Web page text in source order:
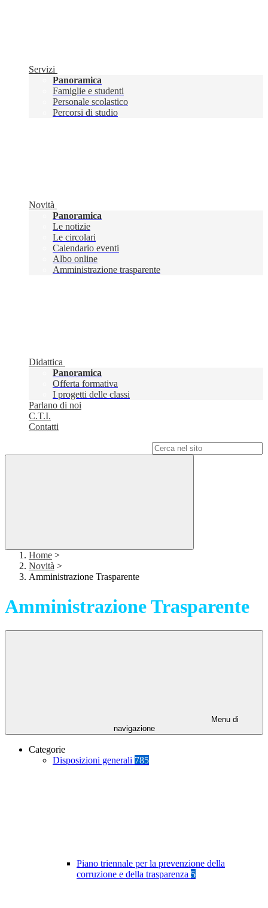
Servizi
Panoramica
Famiglie e studenti
Personale scolastico
Percorsi di studio
Novità
Panoramica
Le notizie
Le circolari
Calendario eventi
Albo online
Amministrazione trasparente
Didattica
Panoramica
Offerta formativa
I progetti delle classi
Parlano di noi
C.T.I.
Contatti
Home >
Novità >
Amministrazione Trasparente
Amministrazione Trasparente
Menu di
navigazione
Categorie
Disposizioni generali 785
Piano triennale per la prevenzione della
corruzione e della trasparenza 5